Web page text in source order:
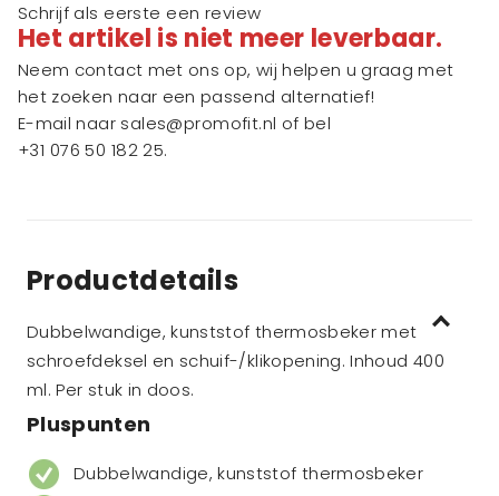
Schrijf als eerste een review
Het artikel is niet meer leverbaar.
Neem contact met ons op, wij helpen u graag met
het zoeken naar een passend alternatief!
E-mail naar sales@promofit.nl of bel
+31 076 50 182 25.
Productdetails
Dubbelwandige, kunststof thermosbeker met
schroefdeksel en schuif-/klikopening. Inhoud 400
ml. Per stuk in doos.
Pluspunten
Dubbelwandige, kunststof thermosbeker